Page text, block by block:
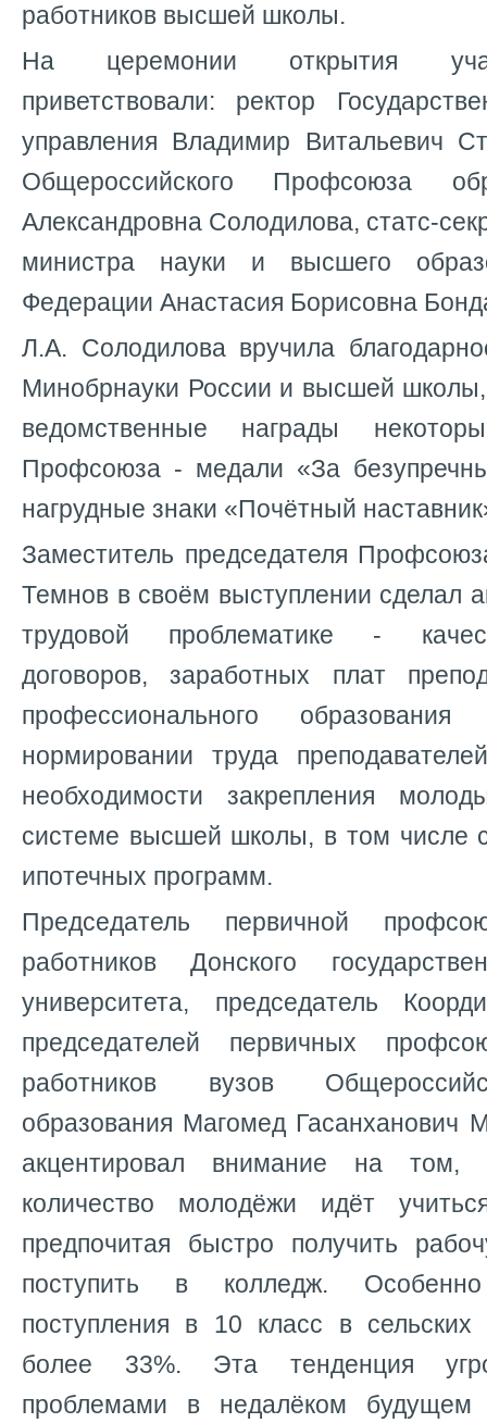
работников высшей школы.
На церемонии открытия
приветствовали: ректор
управления Владимир Витальевич
Общероссийского Профсоюза
Александровна Солодилова, статс-
министра науки и высшего
Федерации Анастасия Борисовна
Л.А. Солодилова вручила
Минобрнауки России и высшей
ведомственные награды
Профсоюза - медали «За
нагрудные знаки «Почётный
Заместитель председателя
Темнов в своём выступлении сделал
трудовой проблематике -
договоров, заработных плат
профессионального
нормировании труда
необходимости закрепления
системе высшей школы, в том числе
ипотечных программ.
Председатель первичной
работников Донского
университета, председатель
председателей первичных
работников вузов
образования Магомед Гасанханович
акцентировал внимание на
количество молодёжи идёт
предпочитая быстро получить
поступить в колледж.
поступления в 10 класс в сельских
более 33%. Эта тенденция
проблемами в недалёком